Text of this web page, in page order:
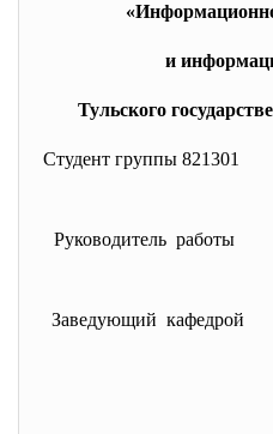
и
Тульского
Студент группы
Руководитель
Заведующий